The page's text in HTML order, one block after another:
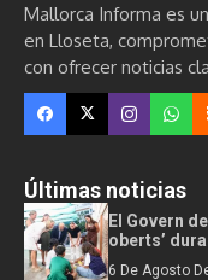
Mallorca Informa es
en Lloseta,
con ofrecer noticias
Últimas noticias
El Govern
oberts’
6 De Agosto